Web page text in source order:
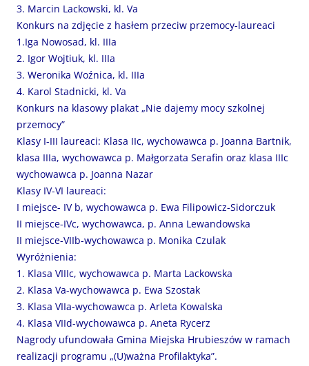
3. Marcin Lackowski, kl. Va
Konkurs na zdjęcie z hasłem przeciw przemocy-laureaci
1.Iga Nowosad, kl. IIIa
2. Igor Wojtiuk, kl. IIIa
3. Weronika Woźnica, kl. IIIa
4. Karol Stadnicki, kl. Va
Konkurs na klasowy plakat „Nie dajemy mocy szkolnej
przemocy”
Klasy I-III laureaci: Klasa IIc, wychowawca p. Joanna Bartnik,
klasa IIIa, wychowawca p. Małgorzata Serafin oraz klasa IIIc
wychowawca p. Joanna Nazar
Klasy IV-VI laureaci:
I miejsce- IV b, wychowawca p. Ewa Filipowicz-Sidorczuk
II miejsce-IVc, wychowawca, p. Anna Lewandowska
II miejsce-VIIb-wychowawca p. Monika Czulak
Wyróżnienia:
1. Klasa VIIIc, wychowawca p. Marta Lackowska
2. Klasa Va-wychowawca p. Ewa Szostak
3. Klasa VIIa-wychowawca p. Arleta Kowalska
4. Klasa VIId-wychowawca p. Aneta Rycerz
Nagrody ufundowała Gmina Miejska Hrubieszów w ramach
realizacji programu „(U)ważna Profilaktyka”.